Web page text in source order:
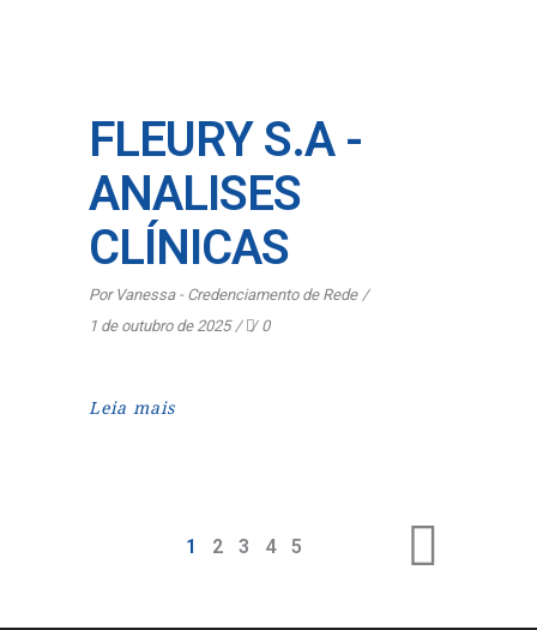
FLEURY S.A -
ANALISES
CLÍNICAS
Por Vanessa - Credenciamento de Rede
1 de outubro de 2025
0
Leia mais
1 2 3 4 5